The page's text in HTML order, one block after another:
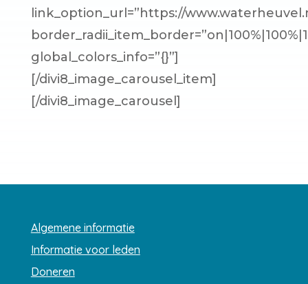
link_option_url=”https://
global_colors_info=”{}”]
[/divi8_image_carousel_item]
[/divi8_image_carousel]
Algemene informatie
Informatie voor leden
Doneren